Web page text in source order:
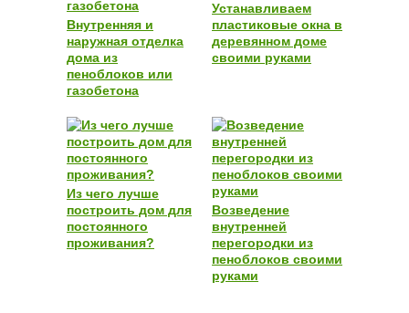
Внутренняя и
наружная отделка
дома из
пеноблоков или
газобетона
Устанавливаем
пластиковые окна в
деревянном доме
своими руками
Из чего лучше
построить дом для
постоянного
проживания?
Возведение
внутренней
перегородки из
пеноблоков своими
руками